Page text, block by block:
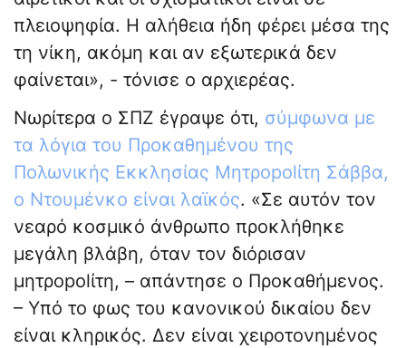
πλειοψηφία. Η αλήθεια ήδη φέρει μέσα της
τη νίκη, ακόμη και αν εξωτερικά δεν
φαίνεται», - τόνισε ο αρχιερέας.
Νωρίτερα ο ΣΠΖ έγραψε ότι, σύμφωνα με
τα λόγια του Προκαθημένου της
Πολωνικής Εκκλησίας Μητρopolίτη Σάββα,
ο Ντουμένκο είναι λαϊκός. «Σε αυτόν τον
νεαρό κοσμικό άνθρωπο προκλήθηκε
μεγάλη βλάβη, όταν τον διόρισαν
μητρopolίτη, – απάντησε ο Προκαθήμενος.
– Υπό το φως του κανονικού δικαίου δεν
είναι κληρικός. Δεν είναι χειροτονημένος